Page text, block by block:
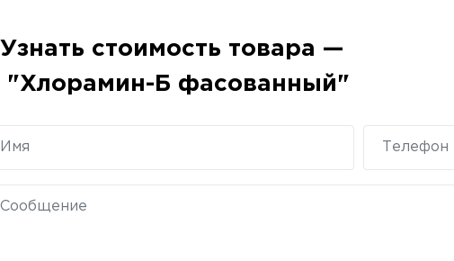
Узнать стоимость товара —
"Хлорамин-Б фасованный"